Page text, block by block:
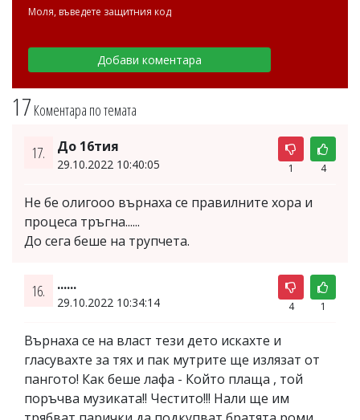
17 Коментара по темата
17. До 16тия
29.10.2022 10:40:05 1 4
Не бе олигооо върнаха се правилните хора и
процеса тръгна......
До сега беше на трупчета.
16. ......
29.10.2022 10:34:14 4 1
Върнаха се на власт тези дето искахте и
гласувахте за тях и пак мутрите ще излязат от
пангото! Как беше лафа - Който плаща , той
поръчва музиката!! Честито!!! Нали ще им
Моля, въведете защитния код